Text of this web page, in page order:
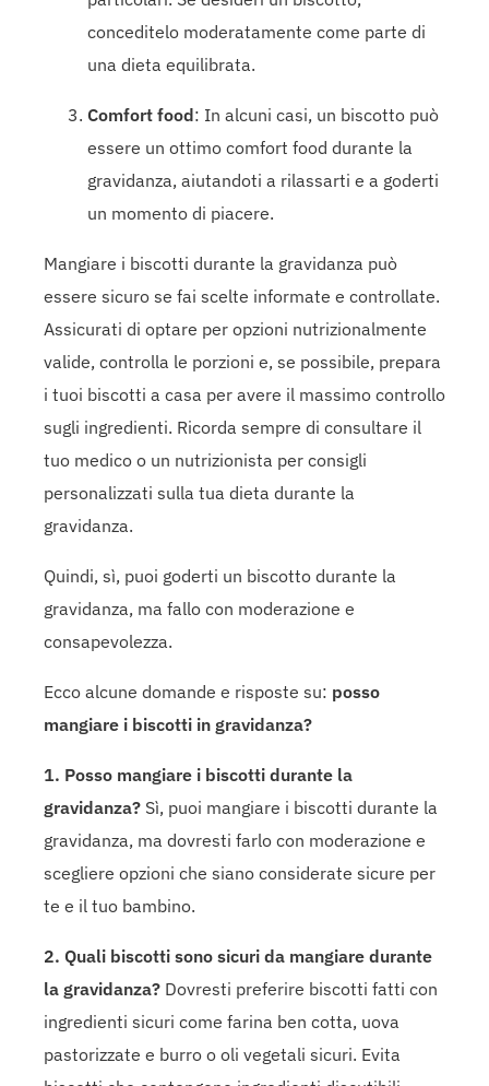
conceditelo moderatamente come parte di
una dieta equilibrata.
Comfort food: In alcuni casi, un biscotto può
essere un ottimo comfort food durante la
gravidanza, aiutandoti a rilassarti e a goderti
un momento di piacere.
Mangiare i biscotti durante la gravidanza può
essere sicuro se fai scelte informate e controllate.
Assicurati di optare per opzioni nutrizionalmente
valide, controlla le porzioni e, se possibile, prepara
i tuoi biscotti a casa per avere il massimo controllo
sugli ingredienti. Ricorda sempre di consultare il
tuo medico o un nutrizionista per consigli
personalizzati sulla tua dieta durante la
gravidanza.
Quindi, sì, puoi goderti un biscotto durante la
gravidanza, ma fallo con moderazione e
consapevolezza.
Ecco alcune domande e risposte su: posso
mangiare i biscotti in gravidanza?
1. Posso mangiare i biscotti durante la
gravidanza? Sì, puoi mangiare i biscotti durante la
gravidanza, ma dovresti farlo con moderazione e
scegliere opzioni che siano considerate sicure per
te e il tuo bambino.
2. Quali biscotti sono sicuri da mangiare durante
la gravidanza? Dovresti preferire biscotti fatti con
ingredienti sicuri come farina ben cotta, uova
pastorizzate e burro o oli vegetali sicuri. Evita